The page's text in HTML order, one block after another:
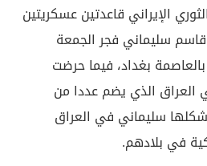
الإيراني قاعدتين عسكريتين
سليماني فجر الجمعة
بغداد، فيما حرضت
الذي يضم عددا من
سليماني في العراق
في بلادهم.